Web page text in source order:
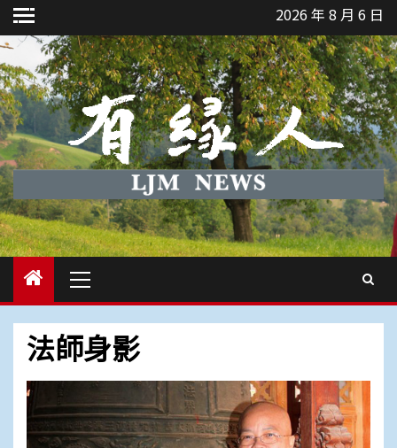
Skip
to
content
2026 年 8 月 6 日
Menu
法師身影